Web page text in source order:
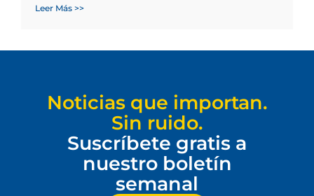
Leer Más >>
Noticias que importan.
Sin ruido.
Suscríbete gratis a
nuestro boletín
semanal